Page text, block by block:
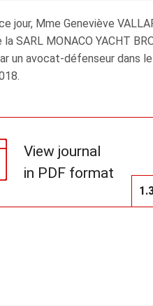
jour, Mme Geneviève
SARL MONACO YACHT
avocat-défenseur dans
View journal
in PDF format